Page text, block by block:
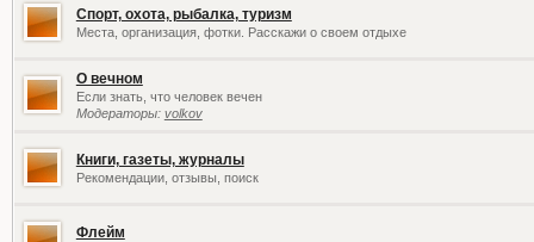
Спорт, охота, рыбалка, туризм
Места, организация, фотки. Расскажи о своем отдыхе
О вечном
Если знать, что человек вечен
Модераторы: volkov
Книги, газеты, журналы
Рекомендации, отзывы, поиск
Флейм